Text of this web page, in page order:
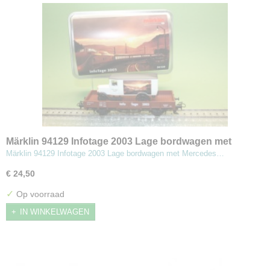
Märklin 94129 Infotage 2003 Lage bordwagen met
Mercedes
Märklin 94129 Infotage 2003 Lage bordwagen met Mercedes…
€ 24,50
✓ Op voorraad
IN WINKELWAGEN